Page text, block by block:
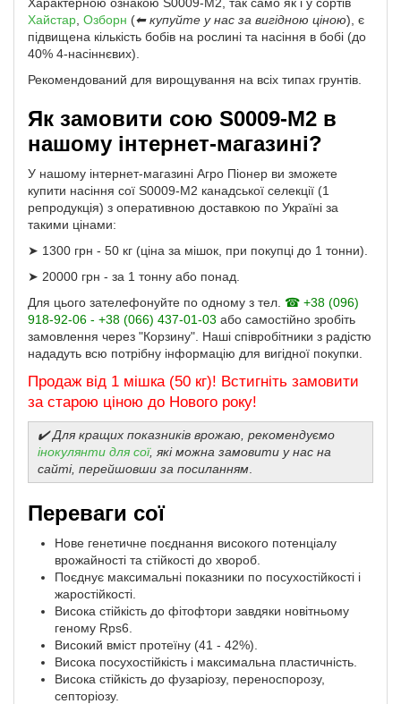
Хайстар Озборн (⬅ купуйте у нас за вигідною ціною), є
підвищена кількість бобів на рослині та насіння в бобі (до
40% 4-насіннєвих).
Рекомендований для вирощування на всіх типах грунтів.
Як замовити сою S0009-M2 в
нашому інтернет-магазині?
У нашому інтернет-магазині Агро Піонер ви зможете
купити насіння сої S0009-M2 канадської селекції (1
репродукція) з оперативною доставкою по Україні за
такими цінами:
➤ 1300 грн - 50 кг (ціна за мішок, при покупці до 1 тонни).
➤ 20000 грн - за 1 тонну або понад.
Для цього зателефонуйте по одному з тел. ☎ +38 (096)
918-92-06 - +38 (066) 437-01-03 або самостійно зробіть
замовлення через "Корзину". Наші співробітники з радістю
нададуть всю потрібну інформацію для вигідної покупки.
Продаж від 1 мішка (50 кг)! Встигніть замовити
за старою ціною до Нового року!
✔️ Для кращих показників врожаю, рекомендуємо
інокулянти для сої, які можна замовити у нас на
сайті, перейшовши за посиланням
Переваги сої
Нове генетичне поєднання високого потенціалу
врожайності та стійкості до хвороб.
Поєднує максимальні показники по посухостійкості і
жаростійкості.
Висока стійкість до фітофтори завдяки новітньому
геному Rps6.
Високий вміст протеїну (41 - 42%).
Висока посухостійкість і максимальна пластичність.
Висока стійкість до фузаріозу, переноспорозу,
септоріозу.